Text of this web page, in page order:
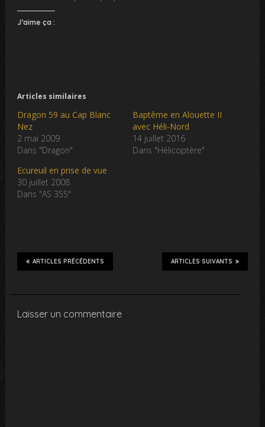
J’aime ça :
Articles similaires
Dragon 59 au Cap Blanc
Nez
2 mai 2009
Dans "Dragon"
Baptême en Alouette II
avec Héli-Nord
14 juillet 2016
Dans "Hélicoptère"
Ecureuil en prise de vue
30 juillet 2008
Dans "AS 355"
ARTICLES SUIVANTS
ARTICLES PRÉCÉDENTS
Laisser un commentaire